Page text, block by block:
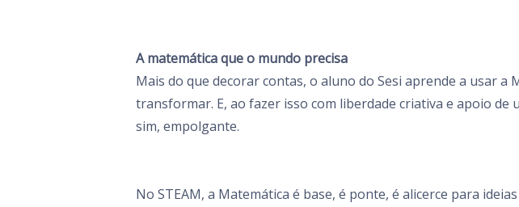
A matemática que o mundo precisa
Mais do que decorar contas, o aluno do Sesi aprende a usar
transformar. E, ao fazer isso com liberdade criativa e apoio
sim, empolgante.
No STEAM, a Matemática é base, é ponte, é alicerce para